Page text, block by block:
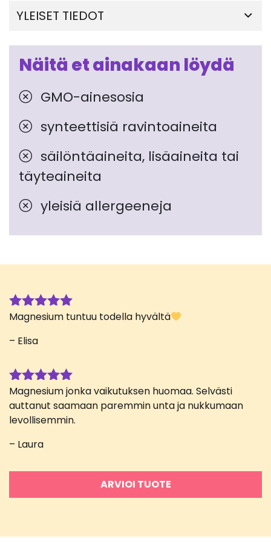
YLEISET TIEDOT
Näitä et ainakaan löydä
GMO-ainesosia
synteettisiä ravintoaineita
säilöntäaineita, lisäaineita tai
täyteaineita
yleisiä allergeeneja
Arvostelu
5 / 5
Magnesium tuntuu todella hyvältä
– Elisa
Arvostelu
tuotteesta:
5/ 5
Magnesium jonka vaikutuksen huomaa. Selvästi
auttanut saamaan paremmin unta ja nukkumaan
levollisemmin.
– Laura
ARVIOI TUOTE